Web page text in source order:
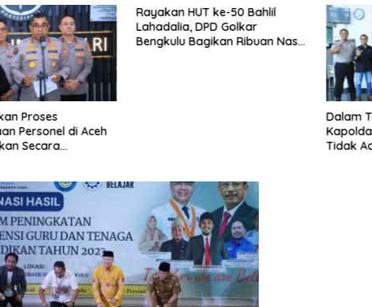
Proses
Personel di Aceh
Secara
Rayakan HUT ke-50 Bahlil
Lahadalia, DPD Golkar
Bengkulu Bagikan Ribuan Nasi
Dalam
Kapolda
Tidak